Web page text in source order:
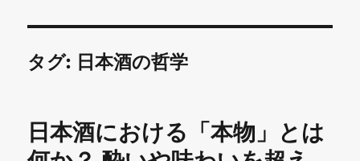
タグ: 日本酒の哲学
日本酒における「本物」とは